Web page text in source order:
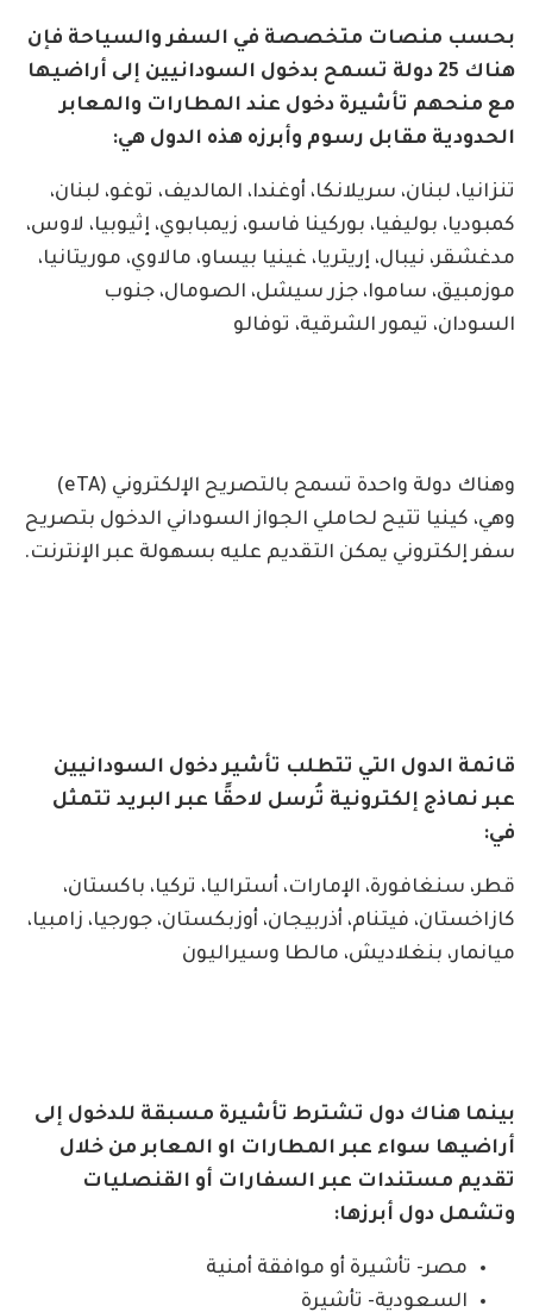
بحسب منصات متخصصة في السفر والسياحة فإن
هناك 25 دولة تسمح بدخول السودانيين إلى أراضيها
مع منحهم تأشيرة دخول عند المطارات والمعابر
الحدودية مقابل رسوم وأبرزه هذه الدول هي:
تنزانيا، لبنان، سريلانكا، أوغندا، المالديف، توغو، لبنان،
كمبوديا، بوليفيا، بوركينا فاسو، زيمبابوي، إثيوبيا، لاوس،
مدغشقر، نيبال، إريتريا، غينيا بيساو، مالاوي، موريتانيا،
موزمبيق، ساموا، جزر سيشل، الصومال، جنوب
السودان، تيمور الشرقية، توفالو
وهناك دولة واحدة تسمح بالتصريح الإلكتروني (eTA)
وهي، كينيا تتيح لحاملي الجواز السوداني الدخول بتصريح
سفر إلكتروني يمكن التقديم عليه بسهولة عبر الإنترنت.
قائمة الدول التي تتطلب تأشير دخول السودانيين
عبر نماذج إلكترونية تُرسل لاحقًا عبر البريد تتمثل
في:
قطر، سنغافورة، الإمارات، أستراليا، تركيا، باكستان،
كازاخستان، فيتنام، أذربيجان، أوزبكستان، جورجيا، زامبيا،
ميانمار، بنغلاديش، مالطا وسيراليون
بينما هناك دول تشترط تأشيرة مسبقة للدخول إلى
أراضيها سواء عبر المطارات او المعابر من خلال
تقديم مستندات عبر السفارات أو القنصليات
وتشمل دول أبرزها:
مصر- تأشيرة أو موافقة أمنية
السعودية- تأشيرة